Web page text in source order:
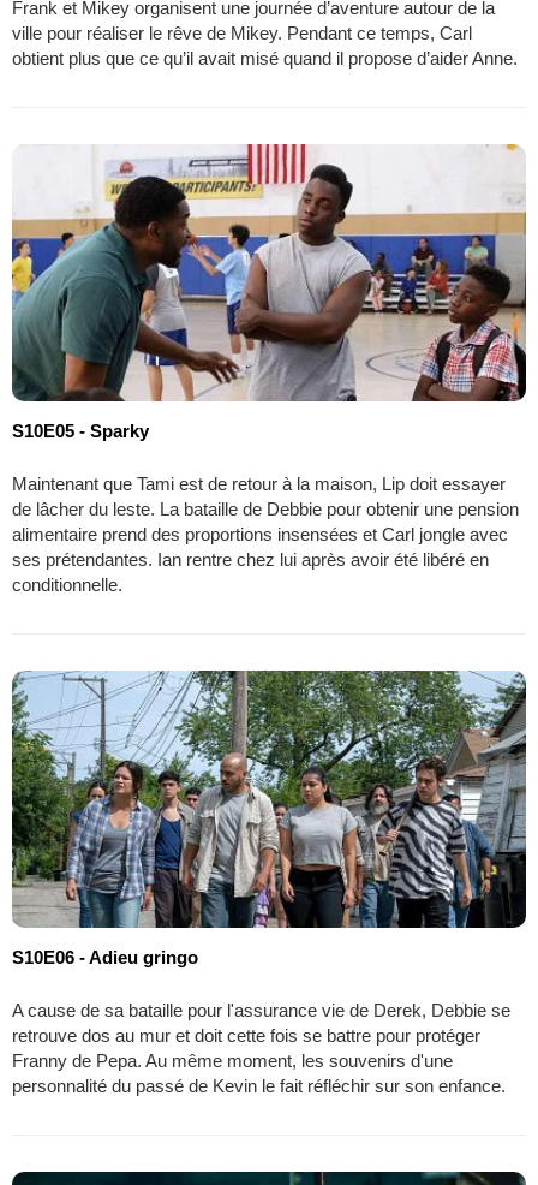
Frank et Mikey organisent une journée d’aventure autour de la
ville pour réaliser le rêve de Mikey. Pendant ce temps, Carl
obtient plus que ce qu’il avait misé quand il propose d’aider Anne.
S10E05 - Sparky
Maintenant que Tami est de retour à la maison, Lip doit essayer
de lâcher du leste. La bataille de Debbie pour obtenir une pension
alimentaire prend des proportions insensées et Carl jongle avec
ses prétendantes. Ian rentre chez lui après avoir été libéré en
conditionnelle.
S10E06 - Adieu gringo
A cause de sa bataille pour l'assurance vie de Derek, Debbie se
retrouve dos au mur et doit cette fois se battre pour protéger
Franny de Pepa. Au même moment, les souvenirs d'une
personnalité du passé de Kevin le fait réfléchir sur son enfance.